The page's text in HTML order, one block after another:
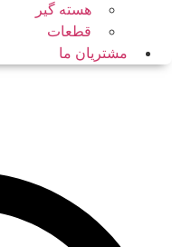
هسته گیر
قطعات
مشتریان ما